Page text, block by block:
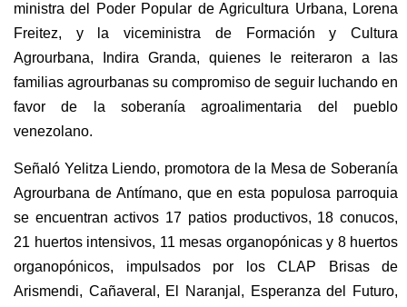
ministra del Poder Popular de Agricultura Urbana, Lorena
Freitez, y la viceministra de Formación y Cultura
Agrourbana, Indira Granda, quienes le reiteraron a las
familias agrourbanas su compromiso de seguir luchando en
favor de la soberanía agroalimentaria del pueblo
venezolano.
Señaló Yelitza Liendo, promotora de la Mesa de Soberanía
Agrourbana de Antímano, que en esta populosa parroquia
se encuentran activos 17 patios productivos, 18 conucos,
21 huertos intensivos, 11 mesas organopónicas y 8 huertos
organopónicos, impulsados por los CLAP Brisas de
Arismendi, Cañaveral, El Naranjal, Esperanza del Futuro,